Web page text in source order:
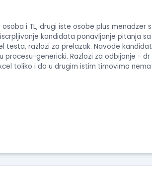
i TL, drugi iste osobe plus menadzer
kandidata ponavljanje pitanja
testa, razlozi za prelazak. Navode
procesu-genericki. Razlozi za odbijanje -
toliko i da u drugim istim timovima